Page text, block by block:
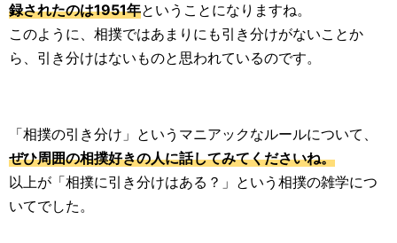
録されたのは1951年ということになりますね。
このように、相撲ではあまりにも引き分けがないことか
ら、引き分けはないものと思われているのです。
「相撲の引き分け」というマニアックなルールについて、
ぜひ周囲の相撲好きの人に話してみてくださいね。
以上が「相撲に引き分けはある？」という相撲の雑学につ
いてでした。